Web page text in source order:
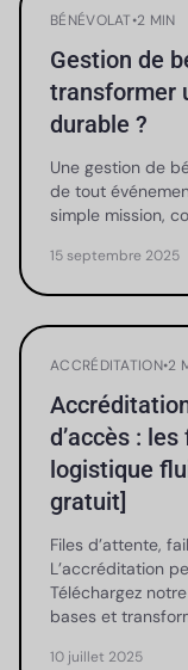
BÉNÉVOLAT•2 MIN
Gestion de
transformer
durable ?
Une gestion de
de tout
simple mission,
15 septembre 2025
ACCRÉDITATION•2
d’accès :
logistique
gratuit]
Files d’attente,
L’accréditation
Téléchargez
bases et
10 juillet 2025